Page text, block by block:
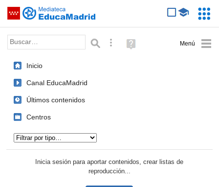
Saltar navegación
Palabra o frase: Búsqueda avanzada
Ayuda
(en
Inicio
Canal EducaMadrid
Últimos contenidos
Centros
Inicia sesión para aportar contenidos, crear listas de
reproducción...